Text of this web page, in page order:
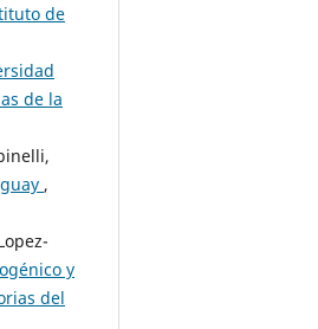
de
de la
,
y
del